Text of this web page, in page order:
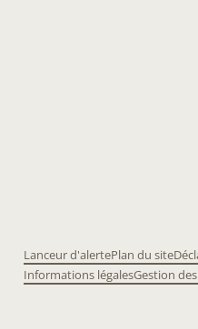
Lanceur d'alertePlan du site
Informations légalesGestion